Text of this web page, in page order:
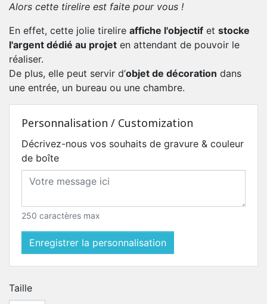
Alors cette tirelire est faite pour vous !
En effet, cette jolie tirelire affiche l'objectif et stocke
l'argent dédié au projet en attendant de pouvoir le
réaliser.
De plus, elle peut servir d’objet de décoration dans
une entrée, un bureau ou une chambre.
Personnalisation / Customization
Décrivez-nous vos souhaits de gravure & couleur
de boîte
250 caractères max
Enregistrer la personnalisation
Taille